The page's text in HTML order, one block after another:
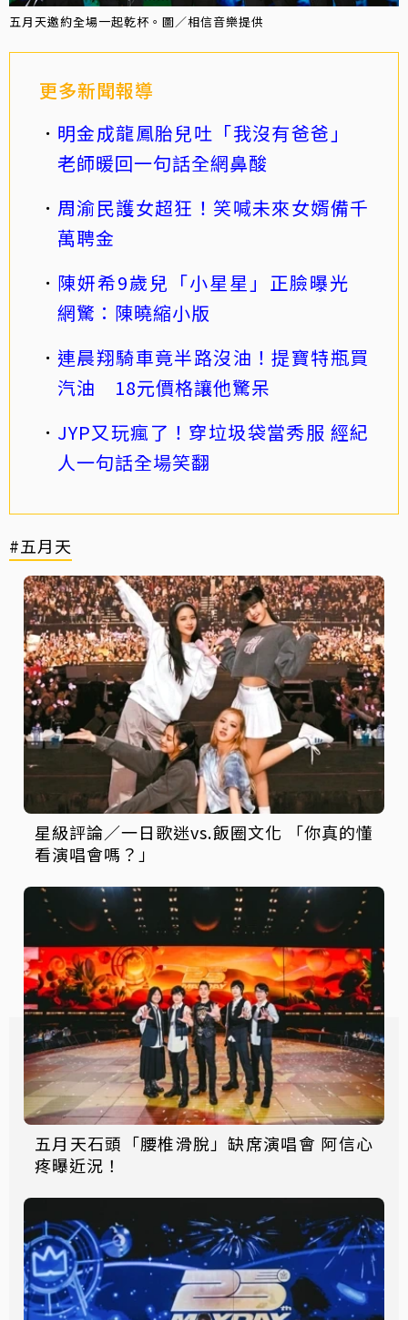
五月天邀約全場一起乾杯。圖／相信音樂提供
更多新聞報導
明金成龍鳳胎兒吐「我沒有爸爸」
老師暖回一句話全網鼻酸
周渝民護女超狂！笑喊未來女婿備千
萬聘金
陳妍希9歲兒「小星星」正臉曝光
網驚：陳曉縮小版
連晨翔騎車竟半路沒油！提寶特瓶買
汽油 18元價格讓他驚呆
JYP又玩瘋了！穿垃圾袋當秀服 經紀
人一句話全場笑翻
#五月天
星級評論／一日歌迷vs.飯圈文化 「你真的懂
看演唱會嗎？」
五月天石頭「腰椎滑脫」缺席演唱會 阿信心
疼曝近況！